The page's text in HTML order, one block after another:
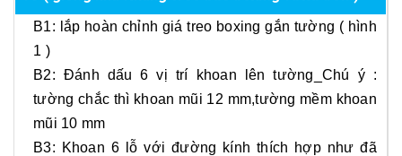
B1: lắp hoàn chỉnh giá treo boxing gắn tường ( hình
1 )
B2: Đánh dấu 6 vị trí khoan lên tường_Chú ý :
tường chắc thì khoan mũi 12 mm,tường mềm khoan
mũi 10 mm
B3: Khoan 6 lỗ với đường kính thích hợp như đã